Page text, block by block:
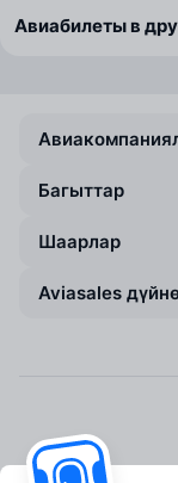
Авиабилеты в
Багыттар
Шаарлар
Aviasales